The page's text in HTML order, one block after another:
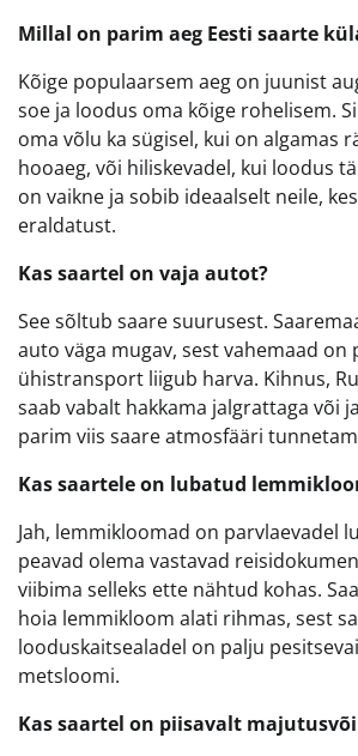
Millal on parim aeg Eesti saarte
Kõige populaarsem aeg on juunist
soe ja loodus oma kõige rohelisem.
oma võlu ka sügisel, kui on algamas
hooaeg, või hiliskevadel, kui loodus
on vaikne ja sobib ideaalselt neile,
eraldatust.
Kas saartel on vaja autot?
See sõltub saare suurusest.
auto väga mugav, sest vahemaad on
ühistransport liigub harva. Kihnus,
saab vabalt hakkama jalgrattaga või
parim viis saare atmosfääri
Kas saartele on lubatud
Jah, lemmikloomad on parvlaevadel
peavad olema vastavad
viibima selleks ette nähtud kohas.
hoia lemmikloom alati rihmas, sest
looduskaitsealadel on palju
metsloomi.
Kas saartel on piisavalt